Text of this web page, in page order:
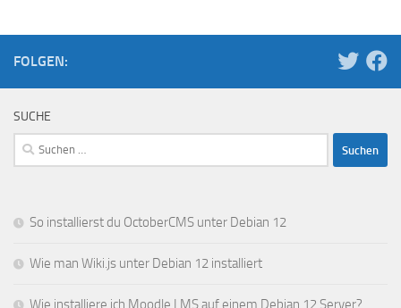
FOLGEN:
SUCHE
Suchen
nach:
So installierst du OctoberCMS unter Debian 12
Wie man Wiki.js unter Debian 12 installiert
Wie installiere ich Moodle LMS auf einem Debian 12 Server?